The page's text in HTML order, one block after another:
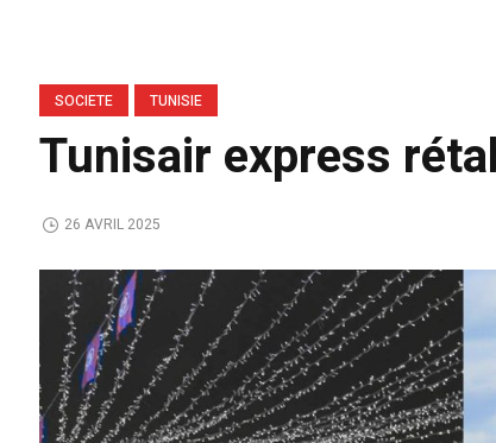
SOCIETE TUNISIE
Tunisair express
26 AVRIL 2025